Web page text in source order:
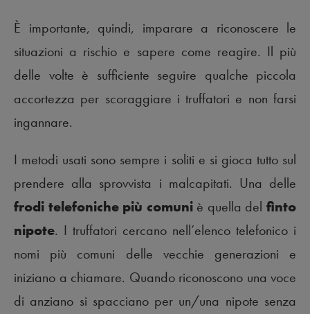
È importante, quindi, imparare a riconoscere le
situazioni a rischio e sapere come reagire. Il più
delle volte è sufficiente seguire qualche piccola
accortezza per scoraggiare i truffatori e non farsi
ingannare.
I metodi usati sono sempre i soliti e si gioca tutto sul
prendere alla sprovvista i malcapitati. Una delle
frodi telefoniche più comuniè quella delfinto
nipote. I truffatori cercano nell’elenco telefonico i
nomi più comuni delle vecchie generazioni e
iniziano a chiamare. Quando riconoscono una voce
di anziano si spacciano per un/una nipote senza